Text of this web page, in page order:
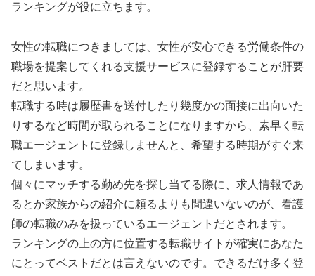
ランキングが役に立ちます。
女性の転職につきましては、女性が安心できる労働条件の
職場を提案してくれる支援サービスに登録することが肝要
だと思います。
転職する時は履歴書を送付したり幾度かの面接に出向いた
りするなど時間が取られることになりますから、素早く転
職エージェントに登録しませんと、希望する時期がすぐ来
てしまいます。
個々にマッチする勤め先を探し当てる際に、求人情報であ
るとか家族からの紹介に頼るよりも間違いないのが、看護
師の転職のみを扱っているエージェントだとされます。
ランキングの上の方に位置する転職サイトが確実にあなた
にとってベストだとは言えないのです。できるだけ多く登